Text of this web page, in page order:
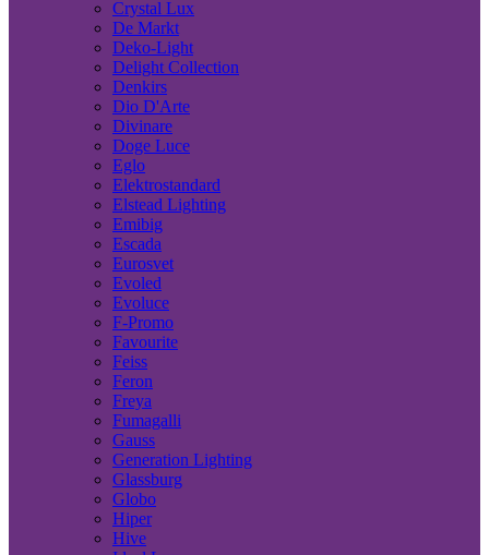
Crystal Lux
De Markt
Deko-Light
Delight Collection
Denkirs
Dio D'Arte
Divinare
Doge Luce
Eglo
Elektrostandard
Elstead Lighting
Emibig
Escada
Eurosvet
Evoled
Evoluce
F-Promo
Favourite
Feiss
Feron
Freya
Fumagalli
Gauss
Generation Lighting
Glassburg
Globo
Hiper
Hive